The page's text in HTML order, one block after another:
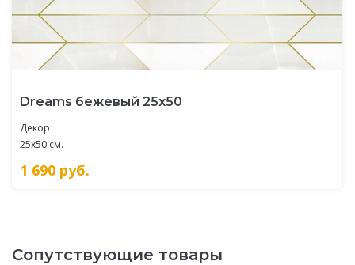
Dreams бежевый 25х50
Декор
25x50 см.
1 690 руб.
Сопутствующие товары